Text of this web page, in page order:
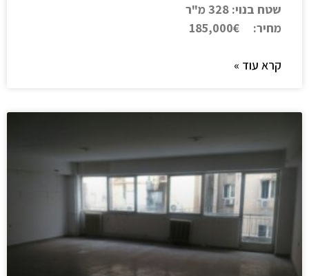
שטח בנוי: 328 מ"ר
מחיר: 185,000€
קרא עוד »